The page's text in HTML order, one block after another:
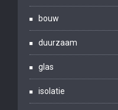
bouw
duurzaam
glas
isolatie